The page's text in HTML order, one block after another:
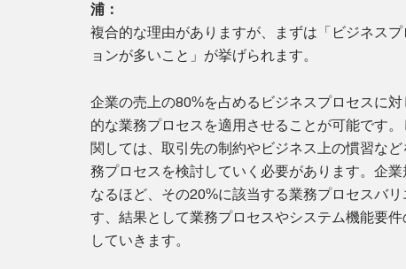
浦：
複合的な理由がありますが、まずは「ビジネス
ョンが多いこと」が挙げられます。
企業の売上の80%を占めるビジネスプロセスに
的な業務プロセスを適用させることが可能です
関しては、取引先の制約やビジネス上の慣習な
務プロセスを検討していく必要があります。企
なるほど、その20%に該当する業務プロセスバリ
す、結果として業務プロセスやシステム機能要
していきます。